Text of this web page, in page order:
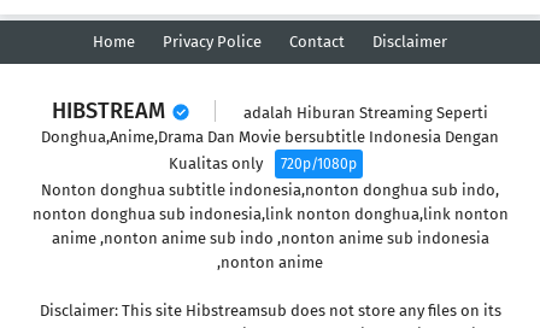
Home Privacy Police Contact Disclaimer
HIBSTREAM
adalah Hiburan Streaming Seperti
Donghua,Anime,Drama Dan Movie bersubtitle Indonesia Dengan
Kualitas only
720p/1080p
Nonton donghua subtitle indonesia,nonton donghua sub indo,
nonton donghua sub indonesia,link nonton donghua,link nonton
anime ,nonton anime sub indo ,nonton anime sub indonesia
,nonton anime
Disclaimer: This site Hibstreamsub does not store any files on its